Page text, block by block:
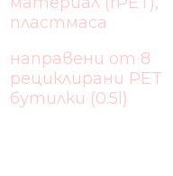
пластмаса
направени от 8
рециклирани PET
бутилки (0.5l)